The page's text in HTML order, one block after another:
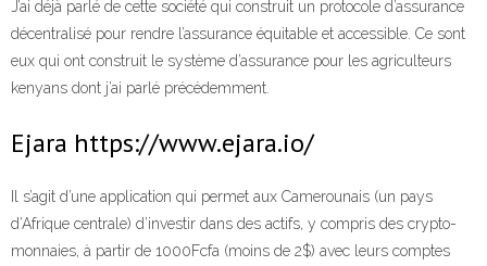
J’ai déjà parlé de cette société qui construit un protocole d’assurance
décentralisé pour rendre l’assurance équitable et accessible. Ce sont
eux qui ont construit le système d’assurance pour les agriculteurs
kenyans dont j’ai parlé précédemment.
Ejara https://www.ejara.io/
Il s’agit d’une application qui permet aux Camerounais (un pays
d’Afrique centrale) d’investir dans des actifs, y compris des crypto-
monnaies, à partir de 1000Fcfa (moins de 2$) avec leurs comptes